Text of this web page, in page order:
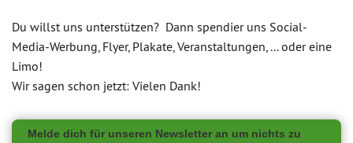
Du willst uns unterstützen? Dann spendier uns Social-
Media-Werbung, Flyer, Plakate, Veranstaltungen, ... oder eine
Limo!
Wir sagen schon jetzt: Vielen Dank!
Melde dich für unseren Newsletter an um nichts zu